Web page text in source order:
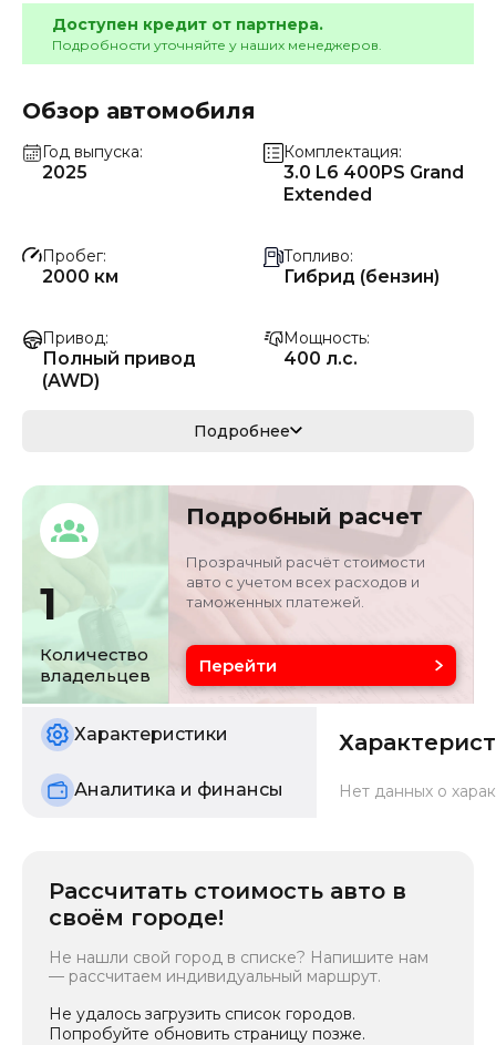
Доступен кредит от партнера.
Подробности уточняйте у наших менеджеров.
Обзор автомобиля
Год выпуска
2025
Комплектация
3.0 L6 400PS Grand
Extended
Пробег
2000 км
Топливо
Гибрид (бензин)
Привод
Полный привод
(AWD)
Мощность
400 л.с.
294 кВ
Кузов
кроссовер/
внедорожник
SALKABFU6SA30321
Объём двигателя
3 л
Цвет
Состояние
б/у
Подробнее
1
Количество
владельцев
Подробный расчет
Прозрачный расчёт стоимости
авто с учетом всех расходов и
таможенных платежей.
Перейти
Характеристики
Аналитика и финансы Нет данных о
Рассчитать стоимость авто в
своём городе!
Не нашли свой город в списке? Напишите нам
— рассчитаем индивидуальный маршрут.
Не удалось загрузить список городов.
Попробуйте обновить страницу позже.